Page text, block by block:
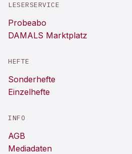
LESERSERVICE
Probeabo
DAMALS Marktplatz
HEFTE
Sonderhefte
Einzelhefte
INFO
AGB
Mediadaten